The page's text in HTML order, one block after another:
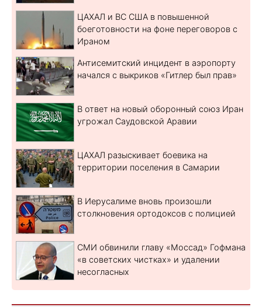
ЦАХАЛ и ВС США в повышенной
боеготовности на фоне переговоров с
Ираном
Антисемитский инцидент в аэропорту
начался с выкриков «Гитлер был прав»
В ответ на новый оборонный союз Иран
угрожал Саудовской Аравии
ЦАХАЛ разыскивает боевика на
территории поселения в Самарии
В Иерусалиме вновь произошли
столкновения ортодоксов с полицией
СМИ обвинили главу «Моссад» Гофмана
«в советских чистках» и удалении
несогласных